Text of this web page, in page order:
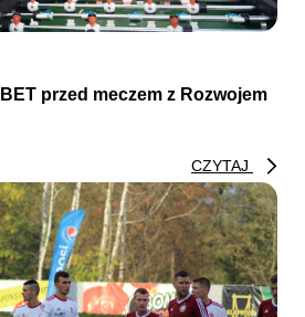
przed meczem z Rozwojem
CZYTAJ